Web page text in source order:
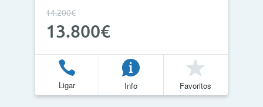
14.200€
13.800€
Ligar Info Favoritos